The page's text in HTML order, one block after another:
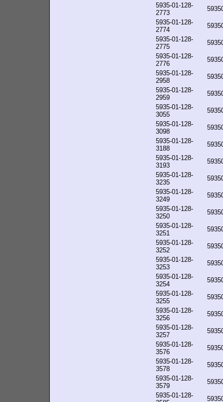
5935-01-128-
2773
5935-01-128-
2774
5935-01-128-
2775
5935-01-128-
2776
5935-01-128-
2958
5935-01-128-
2959
5935-01-128-
3055
5935-01-128-
3098
5935-01-128-
3188
5935-01-128-
3193
5935-01-128-
3235
5935-01-128-
3249
5935-01-128-
3250
5935-01-128-
3251
5935-01-128-
3252
5935-01-128-
3253
5935-01-128-
3254
5935-01-128-
3255
5935-01-128-
3256
5935-01-128-
3257
5935-01-128-
3576
5935-01-128-
3578
5935-01-128-
3579
5935-01-128-